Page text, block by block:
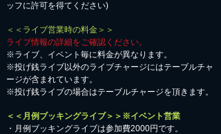
ッフに許可を得てください)
＜＜ライブ営業時の料金＞＞
ライブ情報の詳細をご確認ください。
※ライブ、イベント毎に料金が異なります。
※投げ銭ライブ以外のライブチャージにはテーブルチャ
ージが含まれています。
※投げ銭ライブの場合はテーブルチャージを頂きます。
＜＜月例ブッキングライブ＞＞※イベント営業
・月例ブッキングライブは参加費2000円です。